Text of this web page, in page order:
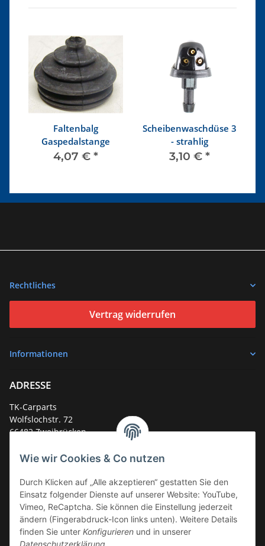
Wie wir Cookies & Co nutzen
Durch Klicken auf „Alle akzeptieren“ gestatten Sie den
Einsatz folgender Dienste auf unserer Website: YouTube,
Vimeo, ReCaptcha. Sie können die Einstellung jederzeit
ändern (Fingerabdruck-Icon links unten). Weitere Details
finden Sie unter Konfigurieren und in unserer
Faltenbalg
Gaspedalstange
4,07 € *
Scheibenwaschdüse 3
- strahlig
3,10 € *
Rechtliches
Vertrag widerrufen
Informationen
ADRESSE
TK-Carparts
Wolfslochstr. 72
66482 Zweibrücken
Service-Hotline +49 (0)6332 - 48 58 48
E-Mail:mail@tk-carparts.de
Montag-Donnerstag von 13 bis 16 Uhr